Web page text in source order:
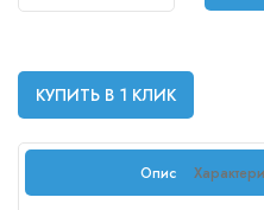
КУПИТЬ В 1 КЛИК
Опис